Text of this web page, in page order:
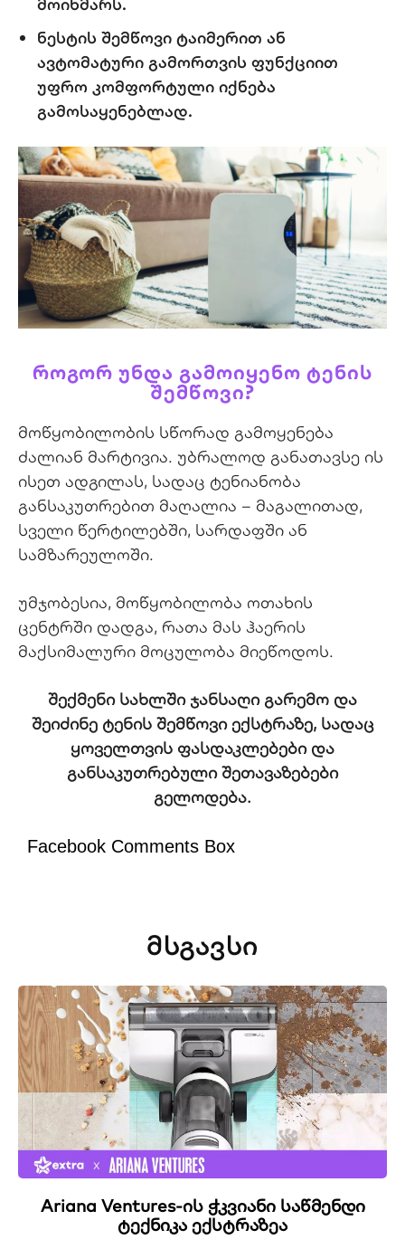
მოიხმარს.
ნესტის შემწოვი ტაიმერით ან
ავტომატური გამორთვის ფუნქციით
უფრო კომფორტული იქნება
გამოსაყენებლად.
ᲠᲝᲒᲝᲠ ᲣᲜᲓᲐ ᲒᲐᲛᲝᲘᲧᲔᲜᲝ ᲢᲔᲜᲘᲡ
ᲨᲔᲛᲬᲝᲕᲘ?
მოწყობილობის სწორად გამოყენება
ძალიან მარტივია. უბრალოდ განათავსე ის
ისეთ ადგილას, სადაც ტენიანობა
განსაკუთრებით მაღალია – მაგალითად,
სველი წერტილებში, სარდაფში ან
სამზარეულოში.
უმჯობესია, მოწყობილობა ოთახის
ცენტრში დადგა, რათა მას ჰაერის
მაქსიმალური მოცულობა მიეწოდოს.
შექმენი სახლში ჯანსაღი გარემო და
შეიძინე ტენის შემწოვი ექსტრაზე, სადაც
ყოველთვის ფასდაკლებები და
განსაკუთრებული შეთავაზებები
გელოდება.
Facebook Comments Box
ᲛᲡᲒᲐᲕᲡᲘ
Ariana Ventures-ის ჭკვიანი საწმენდი
ტექნიკა ექსტრაზეა